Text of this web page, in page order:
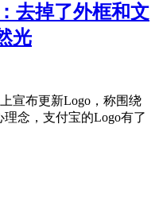
去掉了外框和文
光
宣布更新Logo，称围绕
念，支付宝的Logo有了